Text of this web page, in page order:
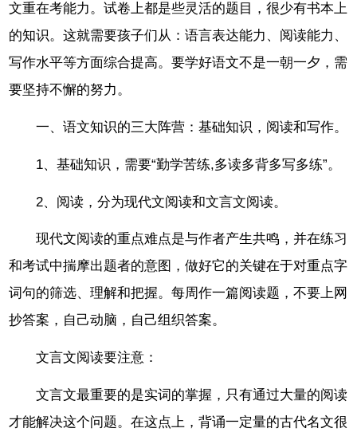
文重在考能力。试卷上都是些灵活的题目，很少有书本上
的知识。这就需要孩子们从：语言表达能力、阅读能力、
写作水平等方面综合提高。要学好语文不是一朝一夕，需
要坚持不懈的努力。
一、语文知识的三大阵营：基础知识，阅读和写作。
1、基础知识，需要“勤学苦练,多读多背多写多练”。
2、阅读，分为现代文阅读和文言文阅读。
现代文阅读的重点难点是与作者产生共鸣，并在练习
和考试中揣摩出题者的意图，做好它的关键在于对重点字
词句的筛选、理解和把握。每周作一篇阅读题，不要上网
抄答案，自己动脑，自己组织答案。
文言文阅读要注意：
文言文最重要的是实词的掌握，只有通过大量的阅读
才能解决这个问题。在这点上，背诵一定量的古代名文很